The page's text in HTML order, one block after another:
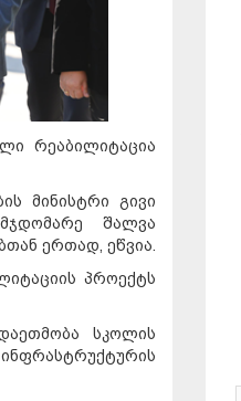
რეაბილიტაცია
მინისტრი გივი
შალვა
ერთად, ეწვია.
პროექტს
სკოლის